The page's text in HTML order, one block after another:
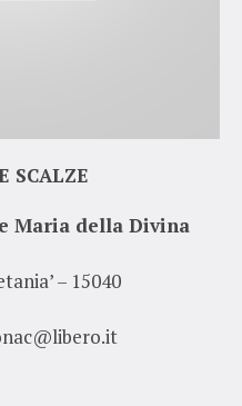
SCALZE
Maria della Divina
– 15040